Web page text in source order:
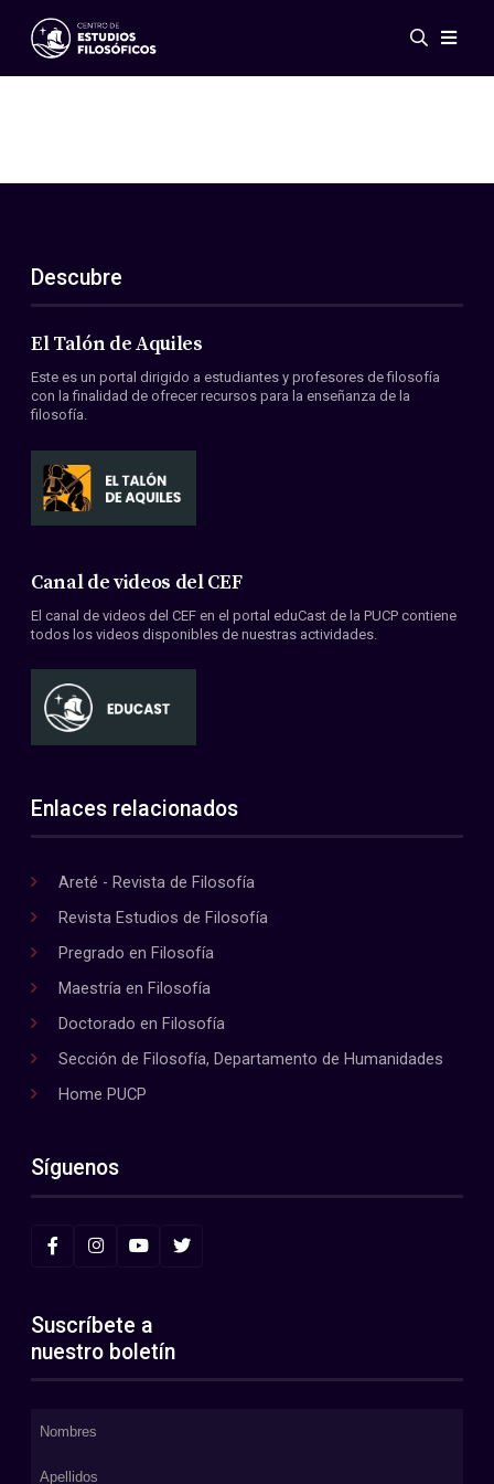
Eventos
ES
EN
Acerca de nosotros
Miembros
Convenios
Descubre
El Talón de Aquiles
Este es un portal dirigido a estudiantes y profesores de filosofía
con la finalidad de ofrecer recursos para la enseñanza de la
filosofía.
Canal de videos del CEF
El canal de videos del CEF en el portal eduCast de la PUCP contiene
todos los videos disponibles de nuestras actividades.
Enlaces relacionados
Areté - Revista de Filosofía
Revista Estudios de Filosofía
Pregrado en Filosofía
Maestría en Filosofía
Doctorado en Filosofía
Sección de Filosofía, Departamento de Humanidades
Home PUCP
Síguenos
Suscríbete a
nuestro boletín